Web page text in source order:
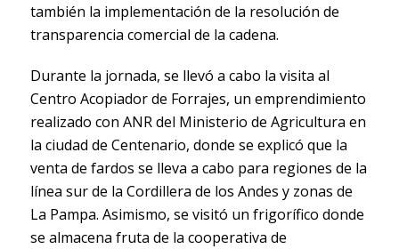
también la implementación de la resolución de
transparencia comercial de la cadena.
Durante la jornada, se llevó a cabo la visita al
Centro Acopiador de Forrajes, un emprendimiento
realizado con ANR del Ministerio de Agricultura en
la ciudad de Centenario, donde se explicó que la
venta de fardos se lleva a cabo para regiones de la
línea sur de la Cordillera de los Andes y zonas de
La Pampa. Asimismo, se visitó un frigorífico donde
se almacena fruta de la cooperativa de